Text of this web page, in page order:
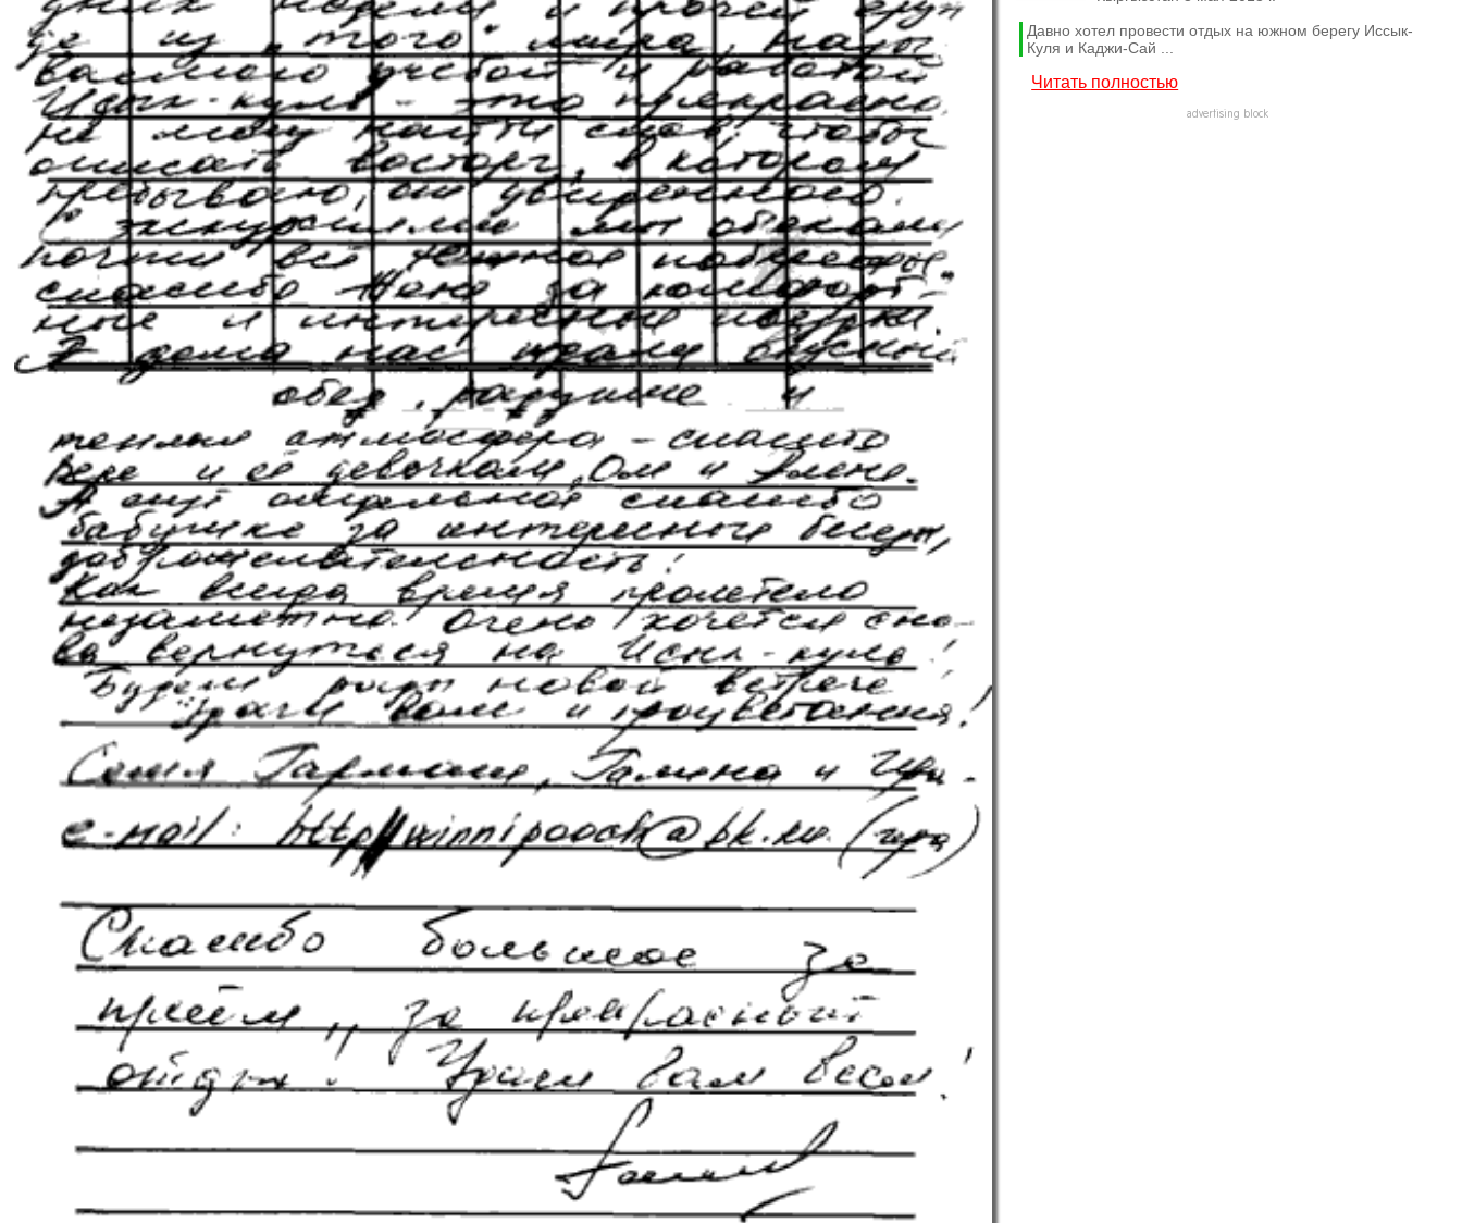
Давно хотел провести отдых на южном берегу Иссык-
Куля и Каджи-Сай ...
Читать полностью
advertising block